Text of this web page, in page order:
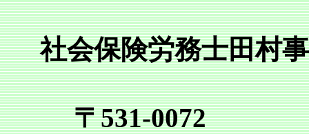
社会保険労務士田村
〒531-0072 大